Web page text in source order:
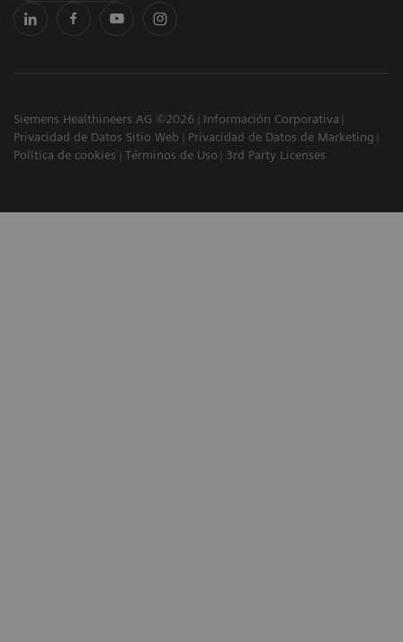
Siemens Healthineers AG ©2026
Información Corporativa
Privacidad de Datos Sitio Web
Privacidad de Datos de Marketing
Política de cookies
Términos de Uso 3rd Party Licenses